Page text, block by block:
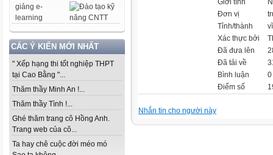
CÁC Ý KIẾN MỚI NHẤT
" Xếp hạng thi tốt nghiệp THPT
tại Cao Bằng "...
Thăm thầy Minh An !...
Thăm thầy Tình !...
Ghé thăm trang cô Hồng Anh.
Trang web của cô...
Ta hay chê cuộc đời méo mó
Giới tính
Đơn vị
Tỉnh/thành
Xác thực bởi
Đã đưa lên
Đã tải về
Bình luận
0
Điểm số
Nhắn tin cho người này